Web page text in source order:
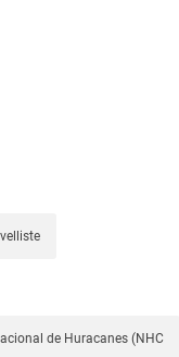
de Huracanes (NHC